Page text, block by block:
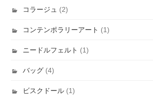
コラージュ (2)
コンテンポラリーアート (1)
ニードルフェルト (1)
バッグ (4)
ビスクドール (1)